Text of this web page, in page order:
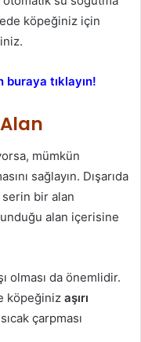
köpeğiniz için
buraya tıklayın!
mümkün
sağlayın. Dışarıda
bir alan
alan içerisine
olması da önemlidir.
köpeğiniz aşırı
çarpması